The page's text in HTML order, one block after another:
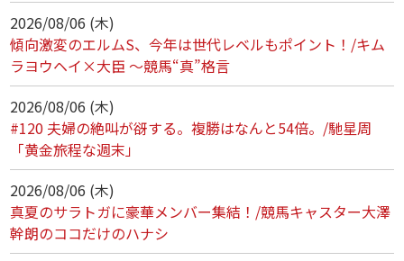
2026/08/06 (木)
傾向激変のエルムS、今年は世代レベルもポイント！/キム
ラヨウヘイ×大臣 ～競馬“真”格言
2026/08/06 (木)
#120 夫婦の絶叫が谺する。複勝はなんと54倍。/馳星周
「黄金旅程な週末」
2026/08/06 (木)
真夏のサラトガに豪華メンバー集結！/競馬キャスター大澤
幹朗のココだけのハナシ